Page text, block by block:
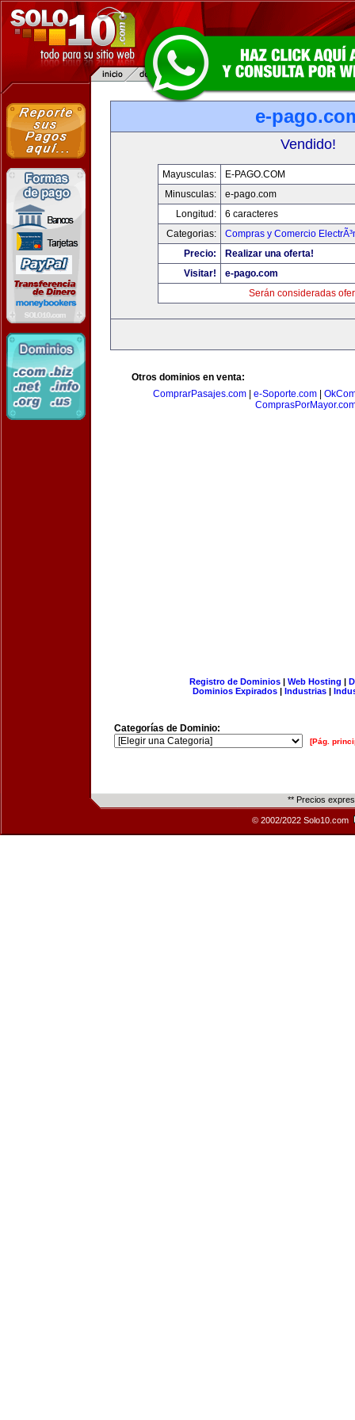
e-
Vendido!
Mayusculas:
E-PAGO.COM
Minusculas:
e-pago.com
Longitud:
6 caracteres
Categorias:
Compras y Comercio
Precio:
Realizar una oferta!
Visitar!
e-pago.com
Serán consideradas
Otros dominios en venta:
ComprarPasajes.com
e-Soporte.com
Registro de Dominios| Web Hosting |
Dominios Expirados | Industrias |
Categorías de Dominio:
[Pág.
** Precios
© 2002/2022 Solo10.com